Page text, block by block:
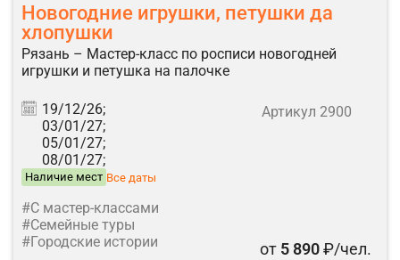
Новогодние игрушки, петушки да
хлопушки
Рязань – Мастер-класс по росписи новогодней
игрушки и петушка на палочке
19/12/26;
03/01/27;
05/01/27;
08/01/27;
Наличие мест Все даты
Артикул 2900
#С мастер-классами
#Семейные туры
#Городские истории
от 5 890₽/чел.